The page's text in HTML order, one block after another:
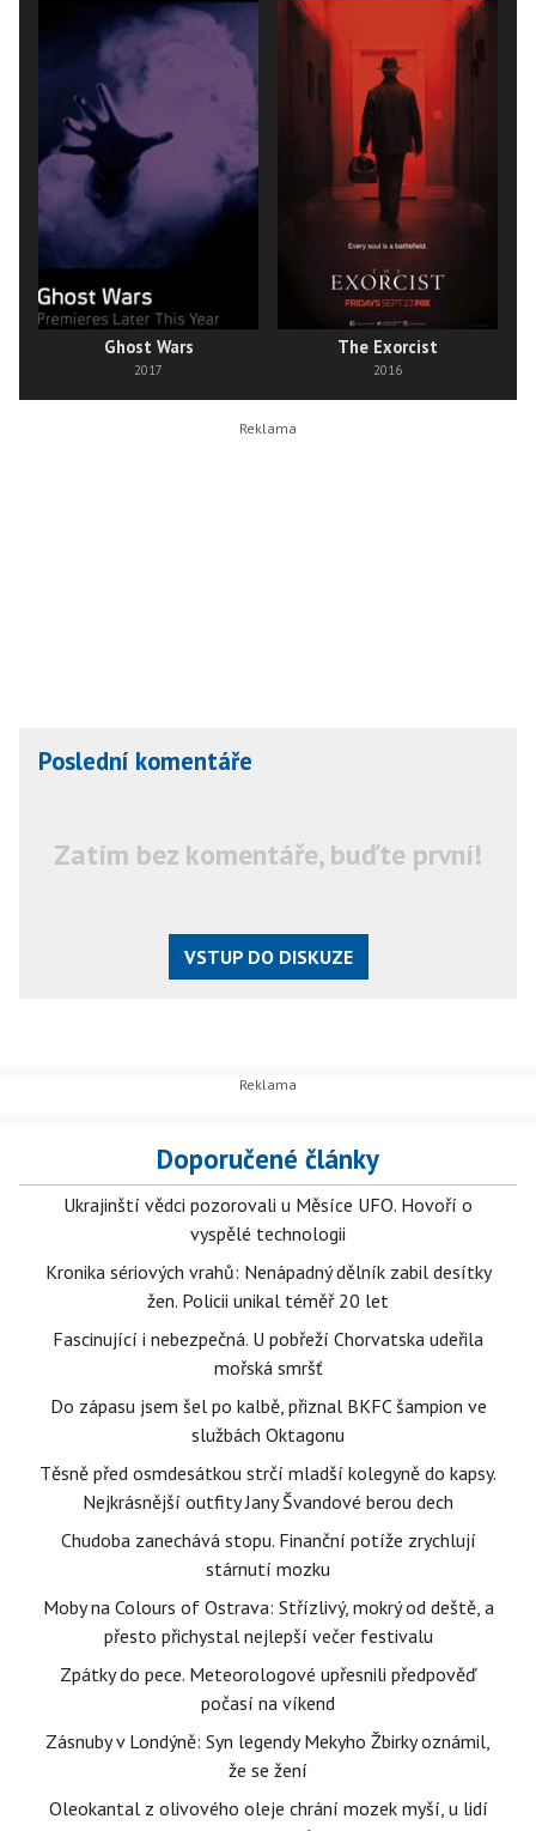
Ghost Wars
2017
The Exorcist
2016
Poslední komentáře
Zatím bez komentáře, buďte první!
VSTUP DO DISKUZE
Doporučené články
Ukrajinští vědci pozorovali u Měsíce UFO. Hovoří o
vyspělé technologii
Kronika sériových vrahů: Nenápadný dělník zabil desítky
žen. Policii unikal téměř 20 let
Fascinující i nebezpečná. U pobřeží Chorvatska udeřila
mořská smršť
Do zápasu jsem šel po kalbě, přiznal BKFC šampion ve
službách Oktagonu
Těsně před osmdesátkou strčí mladší kolegyně do kapsy.
Nejkrásnější outfity Jany Švandové berou dech
Chudoba zanechává stopu. Finanční potíže zrychlují
stárnutí mozku
Moby na Colours of Ostrava: Střízlivý, mokrý od deště, a
přesto přichystal nejlepší večer festivalu
Zpátky do pece. Meteorologové upřesnili předpověď
počasí na víkend
Zásnuby v Londýně: Syn legendy Mekyho Žbirky oznámil,
že se žení
Oleokantal z olivového oleje chrání mozek myší, u lidí